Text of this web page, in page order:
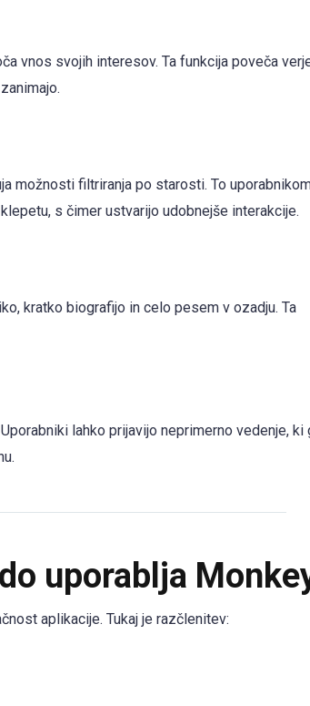
vnos svojih interesov. Ta funkcija poveča
možnosti filtriranja po starosti. To
s čimer ustvarijo udobnejše interakcije.
kratko biografijo in celo pesem v ozadju. Ta
lahko prijavijo neprimerno vedenje, ki
uporablja
aplikacije. Tukaj je razčlenitev: